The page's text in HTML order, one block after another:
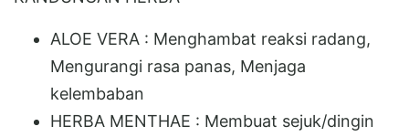
ALOE VERA : Menghambat reaksi radang,
Mengurangi rasa panas, Menjaga
kelembaban
HERBA MENTHAE : Membuat sejuk/dingin